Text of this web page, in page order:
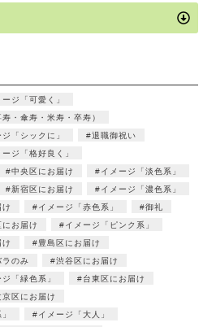
ージ「可愛く」
・傘寿・米寿・卒寿）
ジ「シックに」
退職御祝い
ージ「格好良く」
中央区にお届け
イメージ「淡色系」
新宿区にお届け
イメージ「濃色系」
イメージ「赤色系」
御礼
にお届け
イメージ「ピンク系」
豊島区にお届け
ラのみ
渋谷区にお届け
「緑色系」
台東区にお届け
京区にお届け
イメージ「大人」